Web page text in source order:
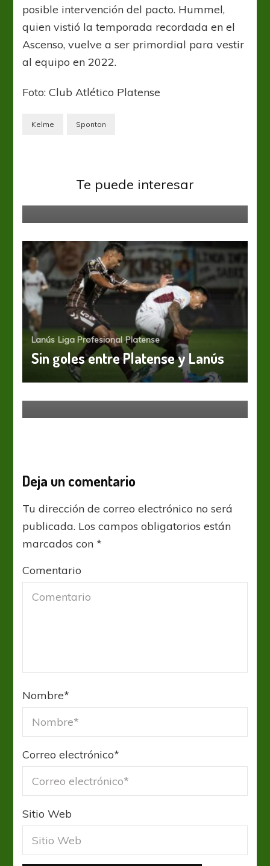
posible intervención del pacto. Hummel,
quien vistió la temporada recordada en el
Ascenso, vuelve a ser primordial para vestir
al equipo en 2022.
Foto: Club Atlético Platense
Kelme Sponton
Te puede interesar
Liga Profesional Platense
Lanús Liga Profesional Platense
Sin goles entre Platense y Lanús
Central Córdoba Platense
Deja un comentario
Tu dirección de correo electrónico no será
publicada. Los campos obligatorios están
marcados con*
Comentario
Nombre*
Correo electrónico*
Sitio Web